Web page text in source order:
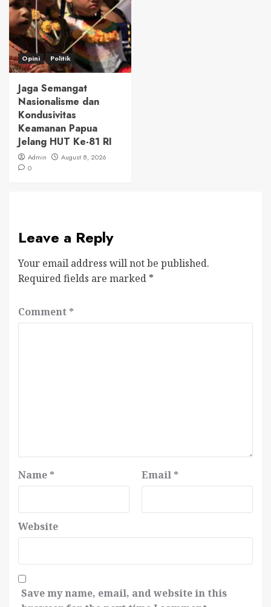
Opini Politik
Jaga Semangat
Nasionalisme dan
Kondusivitas
Keamanan Papua
Jelang HUT Ke-81 RI
Admin
August 8, 2026
0
Leave a Reply
Your email address will not be published.
Required fields are marked *
Comment *
Name * Email *
Website
Save my name, email, and website in this